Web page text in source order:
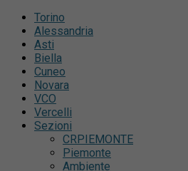
Torino
Alessandria
Asti
Biella
Cuneo
Novara
VCO
Vercelli
Sezioni
CRPIEMONTE
Piemonte
Ambiente